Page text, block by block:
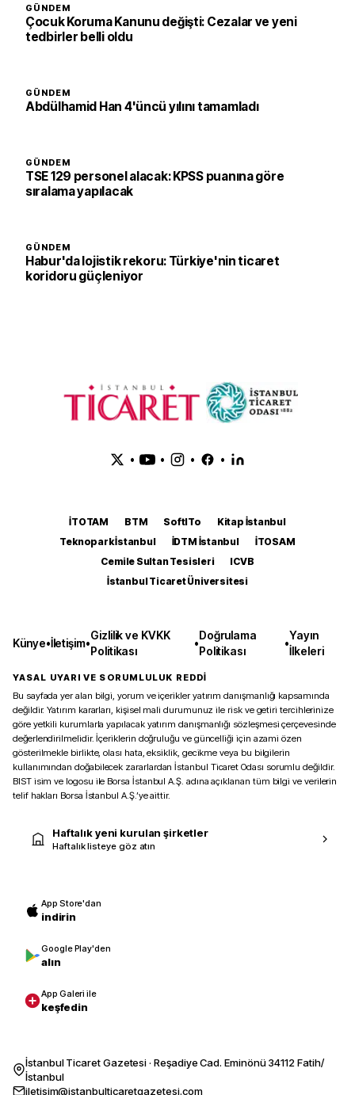
GÜNDEM
Çocuk Koruma Kanunu değişti: Cezalar ve yeni
tedbirler belli oldu
GÜNDEM
Abdülhamid Han 4'üncü yılını tamamladı
GÜNDEM
TSE 129 personel alacak: KPSS puanına göre
sıralama yapılacak
GÜNDEM
Habur'da lojistik rekoru: Türkiye'nin ticaret
koridoru güçleniyor
• • • •
İTOTAM BTM SoftITo
Kitap İstanbul
Teknopark İstanbul
İDTM İstanbul
İTOSAM
Cemile Sultan Tesisleri
ICVB
İstanbul Ticaret Üniversitesi
Künye•İletişim•
Gizlilik ve KVKK
Politikası
•
Doğrulama
Politikası
•
Yayın
İlkeleri
YASAL UYARI VE SORUMLULUK REDDİ
Bu sayfada yer alan bilgi, yorum ve içerikler yatırım danışmanlığı kapsamında
değildir. Yatırım kararları, kişisel mali durumunuz ile risk ve getiri tercihlerinize
göre yetkili kurumlarla yapılacak yatırım danışmanlığı sözleşmesi çerçevesinde
değerlendirilmelidir. İçeriklerin doğruluğu ve güncelliği için azami özen
gösterilmekle birlikte, olası hata, eksiklik, gecikme veya bu bilgilerin
kullanımından doğabilecek zararlardan İstanbul Ticaret Odası sorumlu değildir.
BIST isim ve logosu ile Borsa İstanbul A.Ş. adına açıklanan tüm bilgi ve verilerin
telif hakları Borsa İstanbul A.Ş.’ye aittir.
Haftalık yeni kurulan şirketler
Haftalık listeye göz atın
App Store'dan
indirin
Google Play'den
alın
App Galeri ile
keşfedin
İstanbul Ticaret Gazetesi · Reşadiye Cad. Eminönü 34112 Fatih/
İstanbul
iletisim@istanbulticaretgazetesi.com